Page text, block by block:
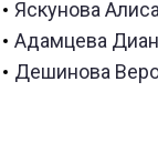
Яскунова Алиса
Адамцева
Дешинова